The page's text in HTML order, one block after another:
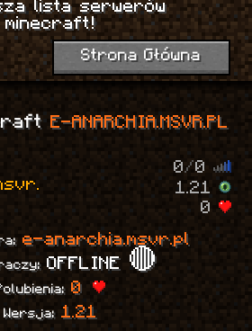
lista serwerów
minecraft!
Strona Główna
E-ANARCHIA.MSVR.PL
0/ 0
1.21
0
e-anarchia.msvr.pl
OFFLINE 🔴
0
Wersja: 1.21